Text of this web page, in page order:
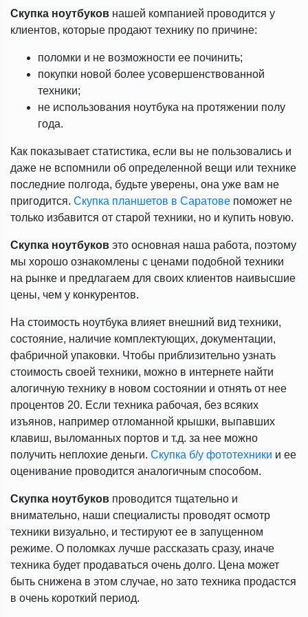
Скупка ноутбуков нашей компанией проводится у
клиентов, которые продают технику по причине:
поломки и не возможности ее починить;
покупки новой более усовершенствованной
техники;
не использования ноутбука на протяжении полу
года.
Как показывает статистика, если вы не пользовались и
даже не вспомнили об определенной вещи или технике
последние полгода, будьте уверены, она уже вам не
пригодится. Скупка планшетов в Саратове поможет не
только избавится от старой техники, но и купить новую.
Скупка ноутбуков это основная наша работа, поэтому
мы хорошо ознакомлены с ценами подобной техники
на рынке и предлагаем для своих клиентов наивысшие
цены, чем у конкурентов.
На стоимость ноутбука влияет внешний вид техники,
состояние, наличие комплектующих, документации,
фабричной упаковки. Чтобы приблизительно узнать
стоимость своей техники, можно в интернете найти
алогичную технику в новом состоянии и отнять от нее
процентов 20. Если техника рабочая, без всяких
изъянов, например отломанной крышки, выпавших
клавиш, выломанных портов и т.д. за нее можно
получить неплохие деньги. Скупка б/у фототехники и ее
оценивание проводится аналогичным способом.
Скупка ноутбуков проводится тщательно и
внимательно, наши специалисты проводят осмотр
техники визуально, и тестируют ее в запущенном
режиме. О поломках лучше рассказать сразу, иначе
техника будет продаваться очень долго. Цена может
быть снижена в этом случае, но зато техника продастся
в очень короткий период.